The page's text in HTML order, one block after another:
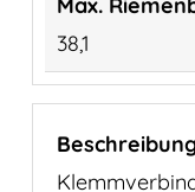
38,1